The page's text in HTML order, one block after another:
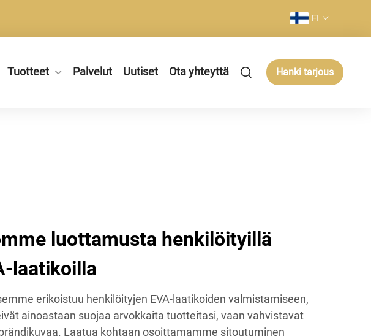
FI
Tuotteet Palvelut Uutiset Ota yhteyttä Hanki tarjous
luottamusta henkilöityillä
laatikoilla
erikoistuu henkilöityjen EVA-laatikoiden valmistamiseen,
ainoastaan suojaa arvokkaita tuotteitasi, vaan vahvistavat
Laatua kohtaan osoittamamme sitoutuminen